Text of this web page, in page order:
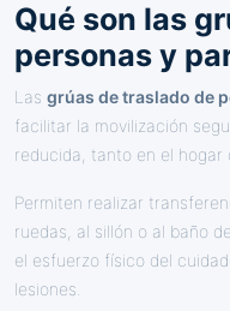
Qué son las
personas y
Las grúas de traslado de
facilitar la movilización
reducida, tanto en el hogar
Permiten realizar
ruedas, al sillón o al baño
el esfuerzo físico del
lesiones.